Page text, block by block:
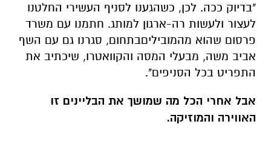
"בדיוק ככה. לכן, כשהגענו לסניף העשירי החלטנו
לעצור ולעשות רה-ארגון למותג. חתמנו עם משרד
פרסום שהוא מהמוביליםבתחום, סגרנו גם עם השף
אביב משה, מבעלי המסה והקוואטרו, שיכתיב את
התפריט בכל הסניפים".
אבל אחרי הכל מה שמושך את הבליינים זו
האווירה והמוזיקה.